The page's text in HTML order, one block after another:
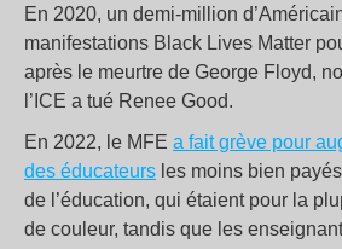
En 2020, un demi-million
manifestations Black Lives Matter
après le meurtre de George Floyd,
l’ICE a tué Renee Good.
En 2022, le MFE a fait grève pour
des éducateurs les moins bien
de l’éducation, qui étaient pour la
de couleur, tandis que les